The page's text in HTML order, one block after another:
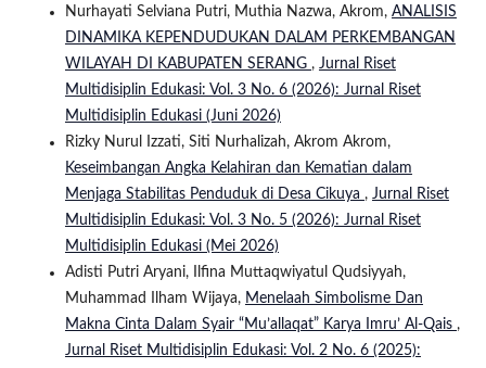
Nurhayati Selviana Putri, Muthia Nazwa, Akrom, ANALISIS
DINAMIKA KEPENDUDUKAN DALAM PERKEMBANGAN
WILAYAH DI KABUPATEN SERANG , Jurnal Riset
Multidisiplin Edukasi: Vol. 3 No. 6 (2026): Jurnal Riset
Multidisiplin Edukasi (Juni 2026)
Rizky Nurul Izzati, Siti Nurhalizah, Akrom Akrom,
Keseimbangan Angka Kelahiran dan Kematian dalam
Menjaga Stabilitas Penduduk di Desa Cikuya , Jurnal Riset
Multidisiplin Edukasi: Vol. 3 No. 5 (2026): Jurnal Riset
Multidisiplin Edukasi (Mei 2026)
Adisti Putri Aryani, Ilfina Muttaqwiyatul Qudsiyyah,
Muhammad Ilham Wijaya, Menelaah Simbolisme Dan
Makna Cinta Dalam Syair “Mu’allaqat” Karya Imru’ Al-Qais ,
Jurnal Riset Multidisiplin Edukasi: Vol. 2 No. 6 (2025):